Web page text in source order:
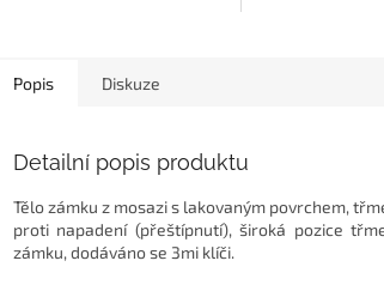
Popis Diskuze
Detailní popis produktu
Tělo zámku z mosazi s lakovaným povrchem,
proti napadení (přeštípnutí), široká pozice
zámku, dodáváno se 3mi klíči.